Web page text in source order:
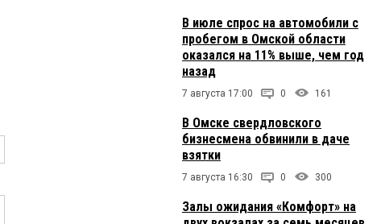
В июле спрос на автомобили с
пробегом в Омской области
оказался на 11% выше, чем год
назад
7 августа 17:00 0 161
В Омске свердловского
бизнесмена обвинили в даче
взятки
7 августа 16:30 0 300
Залы ожидания «Комфорт» на